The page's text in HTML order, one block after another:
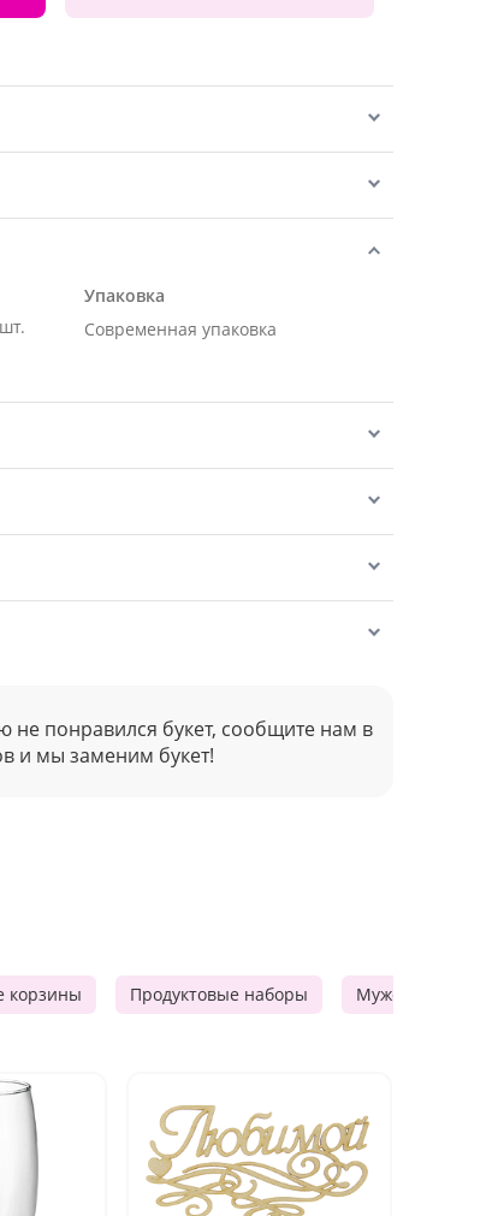
Упаковка
Современная упаковка
не понравился букет, сообщите нам в
и мы заменим букет!
корзины Продуктовые наборы Мужские